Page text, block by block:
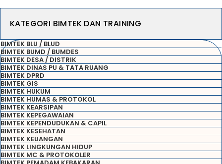
KATEGORI BIMTEK DAN TRAINING
BIMTEK BLU / BLUD
BIMTEK BUMD / BUMDES
BIMTEK DESA / DISTRIK
BIMTEK DINAS PU & TATA RUANG
BIMTEK DPRD
BIMTEK GIS
BIMTEK HUKUM
BIMTEK HUMAS & PROTOKOL
BIMTEK KEARSIPAN
BIMTEK KEPEGAWAIAN
BIMTEK KEPENDUDUKAN & CAPIL
BIMTEK KESEHATAN
BIMTEK KEUANGAN
BIMTEK LINGKUNGAN HIDUP
BIMTEK MC & PROTOKOLER